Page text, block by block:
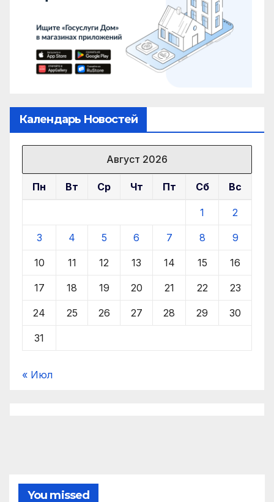
Календарь Новостей
Август 2026
Пн Вт Ср Чт Пт Сб Вс
1 2
3 4 5 6 7 8 9
10 11 12 13 14 15 16
17 18 19 20 21 22 23
24 25 26 27 28 29 30
31
« Июл
You missed